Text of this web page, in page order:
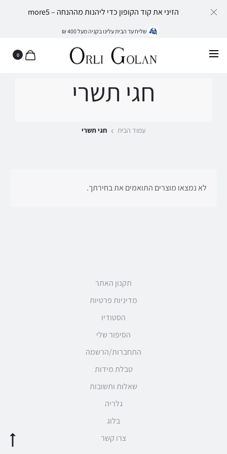
שליח עד הבית עלינו בקניה מעל 400 ₪
0
חגי תשרי
עמוד הבית חגי תשרי
לא נמצאו מוצרים התואמים את בחירתך.
תקנון האתר
מדיניות פרטיות
הסטודיו
הסיפור שלי
התחברות/הרשמה
טבלת מידות
שאלות ותשובות
גלריה
בלוג
צרו קשר
הזיני את קוד הקופון כדי ליהנות מההנחה – more5